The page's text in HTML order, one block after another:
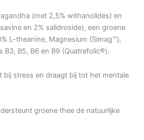
(met 2,5% withanolides) en
en 2% salidroside), een groene
L-theanine, Magnesium (Simag™),
B3, B5, B6 en B9 (Quatrefolic®).
bij stress en draagt bij tot het mentale
groene thee de natuurlijke